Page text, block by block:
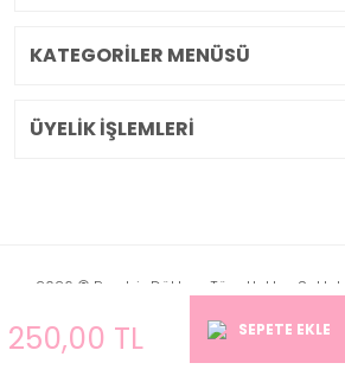
250,00 TL SEPETE EKLE
KATEGORİLER MENÜSÜ
ÜYELİK İŞLEMLERİ
2026 © Pembiş Dükkan. Tüm Hakları